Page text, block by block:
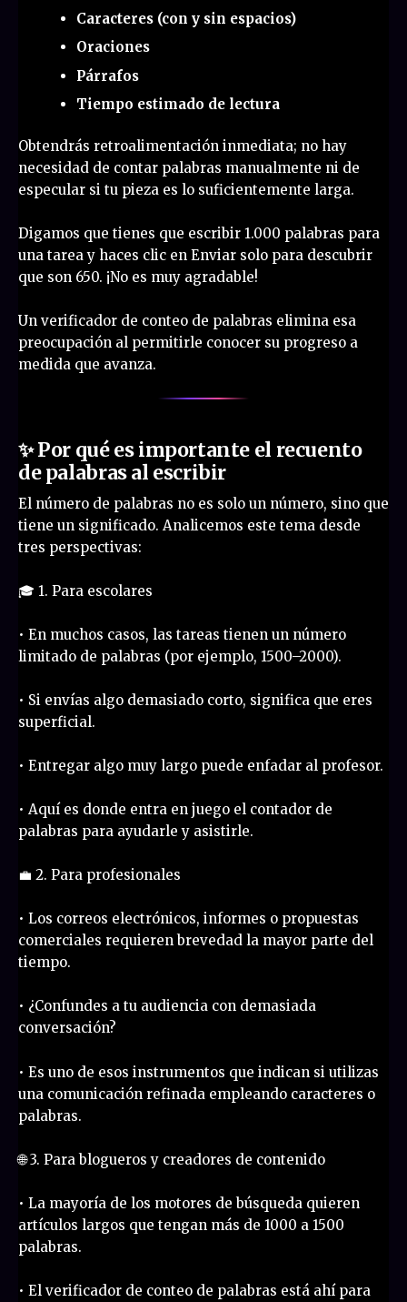
Caracteres (con y sin espacios)
Oraciones
Párrafos
Tiempo estimado de lectura
Obtendrás retroalimentación inmediata; no hay
necesidad de contar palabras manualmente ni de
especular si tu pieza es lo suficientemente larga.
Digamos que tienes que escribir 1.000 palabras para
una tarea y haces clic en Enviar solo para descubrir
que son 650. ¡No es muy agradable!
Un verificador de conteo de palabras elimina esa
preocupación al permitirle conocer su progreso a
medida que avanza.
✨ Por qué es importante el recuento
de palabras al escribir
El número de palabras no es solo un número, sino que
tiene un significado. Analicemos este tema desde
tres perspectivas:
🎓 1. Para escolares
• En muchos casos, las tareas tienen un número
limitado de palabras (por ejemplo, 1500–2000).
• Si envías algo demasiado corto, significa que eres
superficial.
• Entregar algo muy largo puede enfadar al profesor.
• Aquí es donde entra en juego el contador de
palabras para ayudarle y asistirle.
💼 2. Para profesionales
• Los correos electrónicos, informes o propuestas
comerciales requieren brevedad la mayor parte del
tiempo.
• ¿Confundes a tu audiencia con demasiada
conversación?
• Es uno de esos instrumentos que indican si utilizas
una comunicación refinada empleando caracteres o
palabras.
🌐 3. Para blogueros y creadores de contenido
• La mayoría de los motores de búsqueda quieren
artículos largos que tengan más de 1000 a 1500
palabras.
• El verificador de conteo de palabras está ahí para